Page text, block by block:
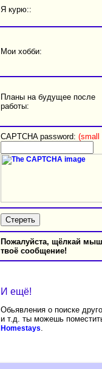
Я курю::
Мои хобби:
Планы на будущее после
работы:
CAPTCHA password: (small
Пожалуйста, щёлкай
твоё сообщeние!
И ещё!
Обьявления о поиске
и т.д. ты можешь
Homestays.